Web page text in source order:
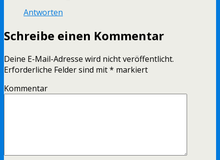
Antworten
Schreibe einen Kommentar
Deine E-Mail-Adresse wird nicht veröffentlicht.
Erforderliche Felder sind mit* markiert
Kommentar